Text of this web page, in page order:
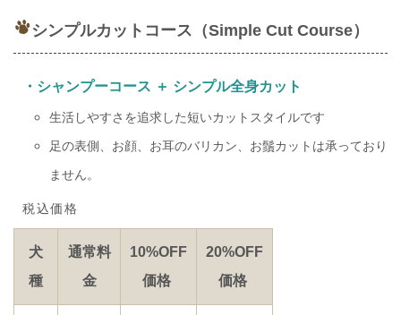
シンプルカットコース（Simple Cut Course）
・シャンプーコース ＋ シンプル全身カット
生活しやすさを追求した短いカットスタイルです
足の表側、お顔、お耳のバリカン、お鬚カットは承っており
ません。
税込価格
犬
種
通常料
金
10%OFF
価格
20%OFF
価格